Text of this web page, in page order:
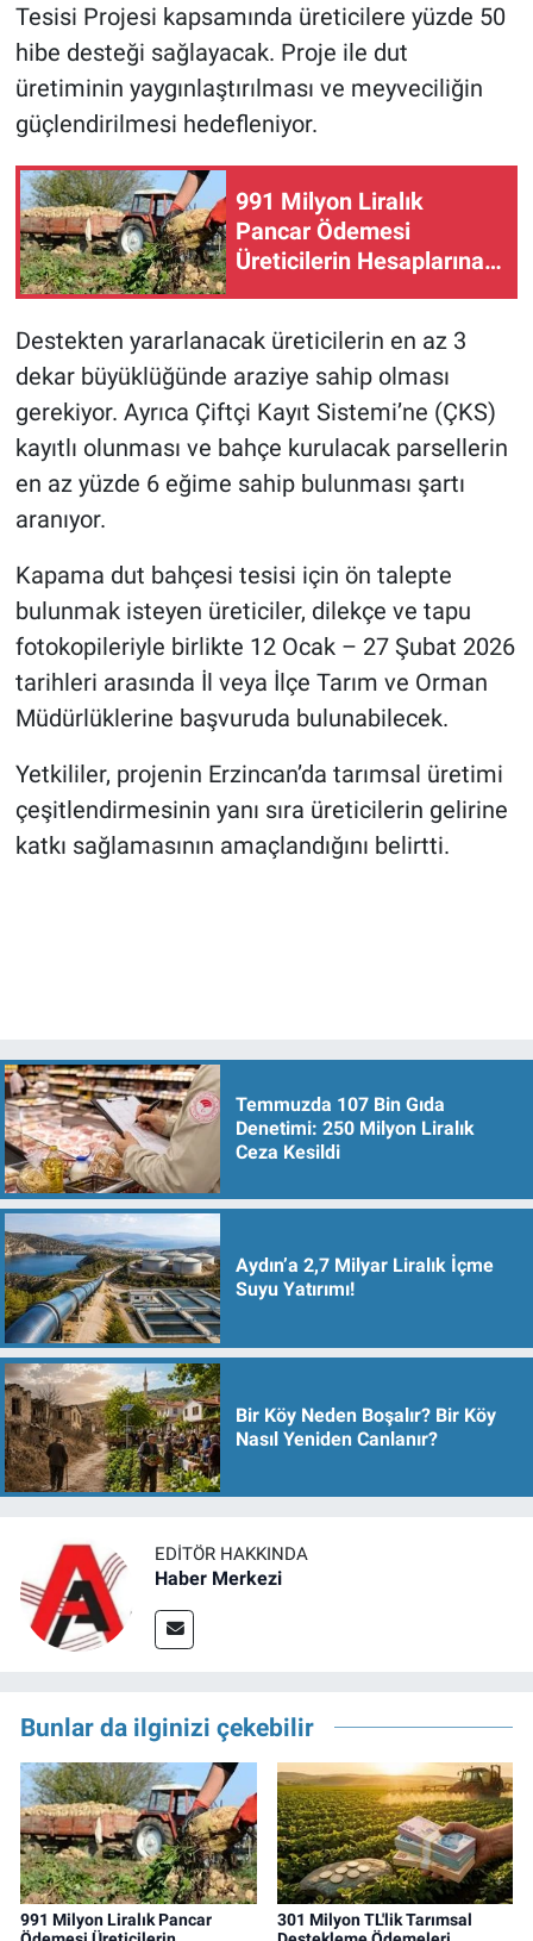
Tesisi Projesi kapsamında üreticilere yüzde 50
hibe desteği sağlayacak. Proje ile dut
üretiminin yaygınlaştırılması ve meyveciliğin
güçlendirilmesi hedefleniyor.
991 Milyon Liralık
Pancar Ödemesi
Üreticilerin Hesaplarına
Destekten yararlanacak üreticilerin en az 3
dekar büyüklüğünde araziye sahip olması
gerekiyor. Ayrıca Çiftçi Kayıt Sistemi’ne (ÇKS)
kayıtlı olunması ve bahçe kurulacak parsellerin
en az yüzde 6 eğime sahip bulunması şartı
aranıyor.
Kapama dut bahçesi tesisi için ön talepte
bulunmak isteyen üreticiler, dilekçe ve tapu
fotokopileriyle birlikte 12 Ocak – 27 Şubat 2026
tarihleri arasında İl veya İlçe Tarım ve Orman
Müdürlüklerine başvuruda bulunabilecek.
Yetkililer, projenin Erzincan’da tarımsal üretimi
çeşitlendirmesinin yanı sıra üreticilerin gelirine
katkı sağlamasının amaçlandığını belirtti.
Temmuzda 107 Bin Gıda
Denetimi: 250 Milyon Liralık
Ceza Kesildi
Aydın’a 2,7 Milyar Liralık İçme
Suyu Yatırımı!
Bir Köy Neden Boşalır? Bir Köy
Nasıl Yeniden Canlanır?
EDITÖR HAKKINDA
Haber Merkezi
Bunlar da ilginizi çekebilir
991 Milyon Liralık Pancar
301 Milyon TL'lik Tarımsal